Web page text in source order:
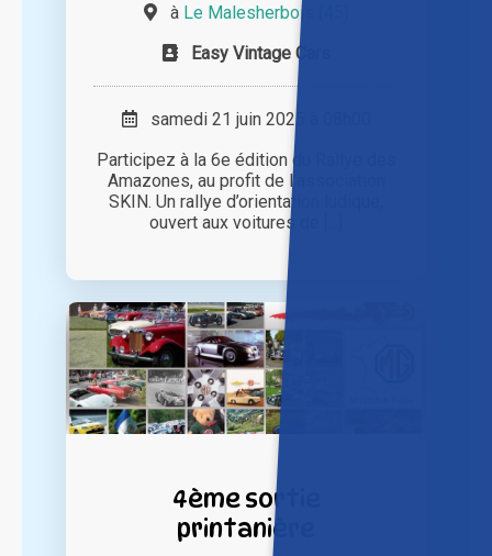
à Le Malesherbois (45)
Easy Vintage Cars
samedi 21 juin 2025 à 08h00
Participez à la 6e édition du Rallye des
Amazones, au profit de l’association
SKIN. Un rallye d’orientation ludique,
ouvert aux voitures de [...]
4ème sortie
printanière